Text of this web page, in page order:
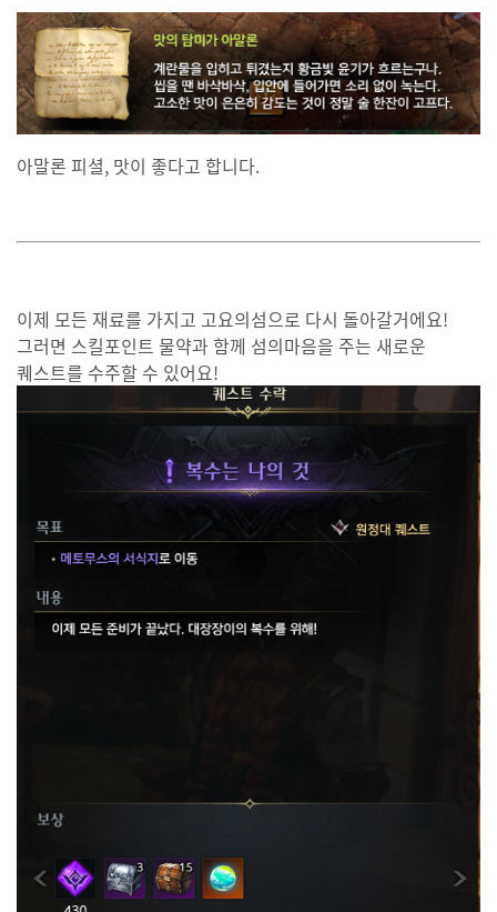
아말론 피셜, 맛이 좋다고 합니다.
이제 모든 재료를 가지고 고요의섬으로 다시 돌아갈거에요!
그러면 스킬포인트 물약과 함께 섬의마음을 주는 새로운
퀘스트를 수주할 수 있어요!